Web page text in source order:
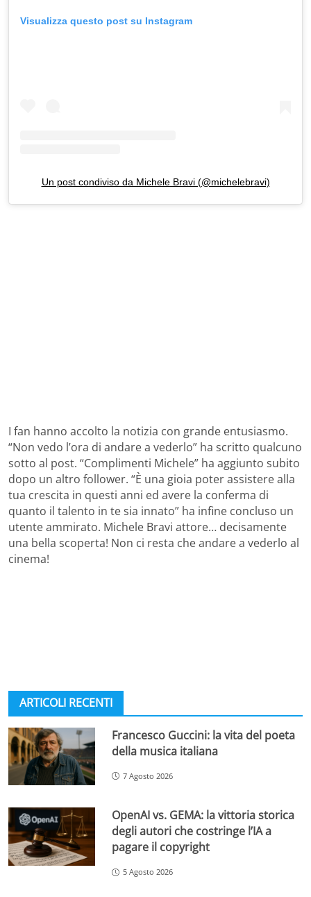
Visualizza questo post su Instagram
Un post condiviso da Michele Bravi (@michelebravi)
I fan hanno accolto la notizia con grande entusiasmo.
“Non vedo l’ora di andare a vederlo” ha scritto qualcuno
sotto al post. “Complimenti Michele” ha aggiunto subito
dopo un altro follower. “È una gioia poter assistere alla
tua crescita in questi anni ed avere la conferma di
quanto il talento in te sia innato” ha infine concluso un
utente ammirato. Michele Bravi attore… decisamente
una bella scoperta! Non ci resta che andare a vederlo al
cinema!
ARTICOLI RECENTI
Francesco Guccini: la vita del poeta
della musica italiana
7 Agosto 2026
OpenAI vs. GEMA: la vittoria storica
degli autori che costringe l’IA a
pagare il copyright
5 Agosto 2026